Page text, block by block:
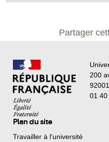
Partager
200
01
Plan du site
Travailler à l'université